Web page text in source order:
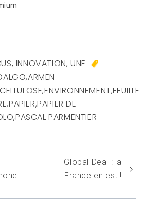
, INNOVATION,UNE
,ARMEN
CELLULOSE,ENVIRONNEMENT,FEUILLE
,PAPIER,PAPIER DE
,PASCAL PARMENTIER
Global Deal : la
France en est !